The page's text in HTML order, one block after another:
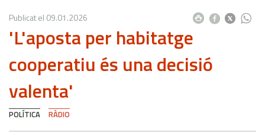
Publicat el 09.01.2026
'L'aposta per habitatge
cooperatiu és una decisió
valenta'
POLÍTICA RÀDIO